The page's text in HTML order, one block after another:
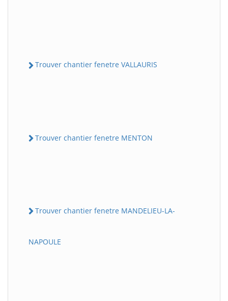
Trouver chantier fenetre VALLAURIS
Trouver chantier fenetre MENTON
Trouver chantier fenetre MANDELIEU-LA-
NAPOULE